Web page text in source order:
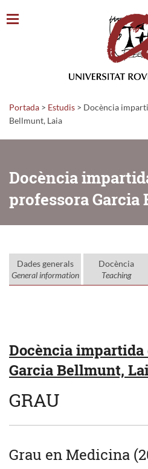
Portada > Estudis > Docència
Bellmunt, Laia
Docència
professora Garcia
Dades generals
General information
Docència
Teaching
Docència impartida
Garcia Bellmunt,
GRAU
Grau en Medicina